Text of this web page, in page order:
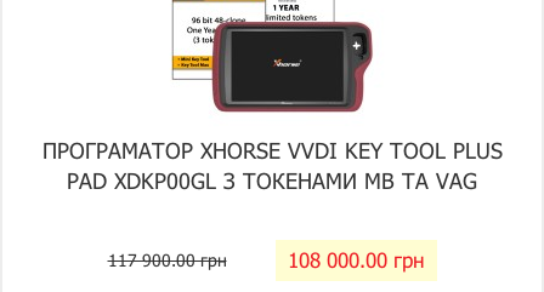
ПРОГРАМАТОР XHORSE VVDI KEY TOOL PLUS
PAD XDKP00GL З ТОКЕНАМИ MB ТА VAG
117 900.00 грн 108 000.00 грн